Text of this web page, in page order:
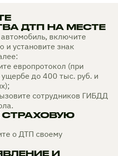
ДТП НА МЕСТЕ
включите
и установите знак
европротокол (при
ущербе до 400 тыс. руб. и
сотрудников ГИБДД
СТРАХОВУЮ
о ДТП своему
И